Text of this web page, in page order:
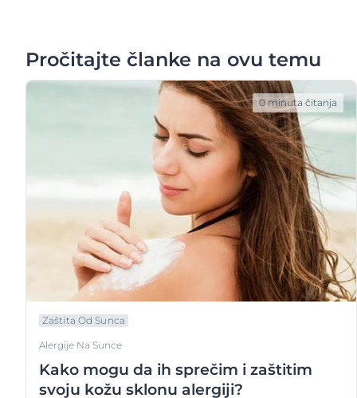
Pročitajte članke na ovu temu
Zaštita Od Sunca
Alergije Na Sunce
Kako mogu da ih sprečim i zaštitim
svoju kožu sklonu alergiji?
0 minuta čitanja